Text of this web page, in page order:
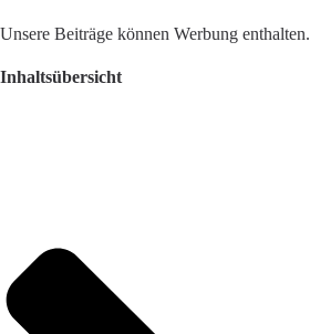
Unsere Beiträge können Werbung enthalten.
Inhaltsübersicht